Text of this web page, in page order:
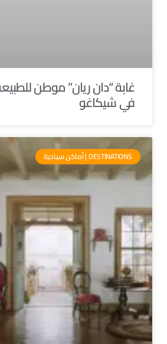
غابة “دان ريان” موطن
في شيكاغو
DESTINATIONS | أماكن سياحية